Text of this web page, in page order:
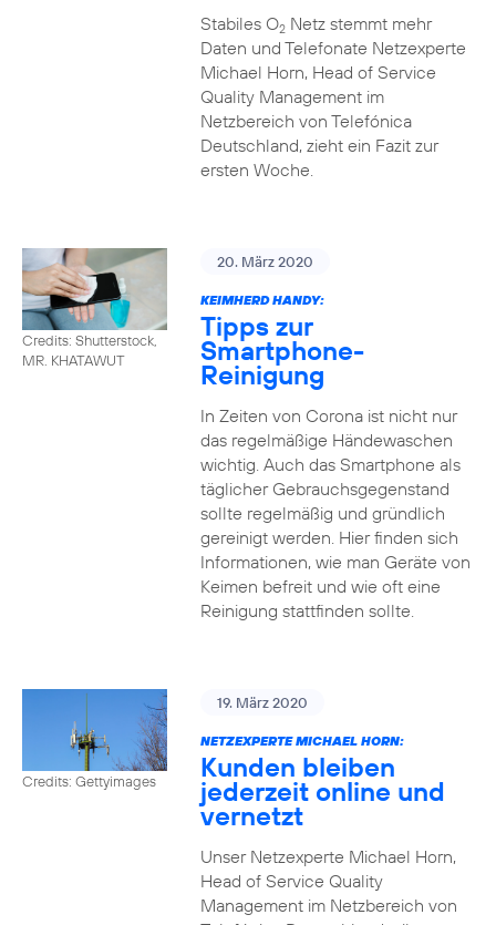
Stabiles O2Netz stemmt mehr
Daten und Telefonate Netzexperte
Michael Horn, Head of Service
Quality Management im
Netzbereich von Telefónica
Deutschland, zieht ein Fazit zur
ersten Woche.
Credits: Shutterstock,
MR. KHATAWUT
20. März 2020
KEIMHERD HANDY:
Tipps zur
Smartphone-
Reinigung
In Zeiten von Corona ist nicht nur
das regelmäßige Händewaschen
wichtig. Auch das Smartphone als
täglicher Gebrauchsgegenstand
sollte regelmäßig und gründlich
gereinigt werden. Hier finden sich
Informationen, wie man Geräte von
Keimen befreit und wie oft eine
Reinigung stattfinden sollte.
Credits: Gettyimages
19. März 2020
NETZEXPERTE MICHAEL HORN:
Kunden bleiben
jederzeit online und
vernetzt
Unser Netzexperte Michael Horn,
Head of Service Quality
Management im Netzbereich von